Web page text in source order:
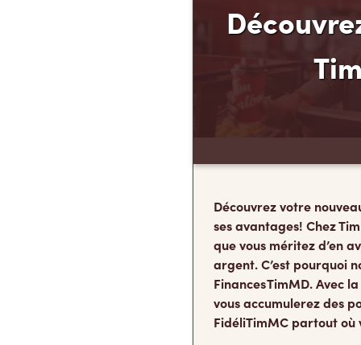
Découvrez votre
ses avantages! Chez
que vous méritez d’en
argent. C’est pourquoi
Finances TimMD. Avec
vous accumulerez des
FidéliTimMC partout où